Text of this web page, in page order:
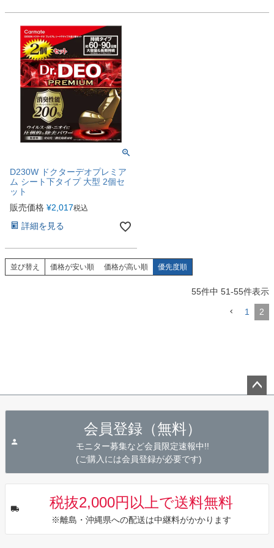
D230W ドクターデオプレミア
ム シート下タイプ 大型 2個セ
ット
販売価格 ¥2,017税込
詳細を見る
並び替え 価格が安い順 価格が高い順 優先度順
55件中 51-55件表示
1 2
会員登録（無料）
モニター募集など会員限定速報中!!
(ご購入には会員登録が必要です)
税抜2,000円以上で送料無料
※離島・沖縄県への配送は中継料がかかります